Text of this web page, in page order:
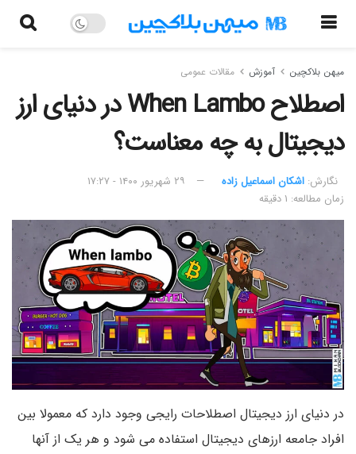
میهن بلاکچین آموزش مقالات عمومی
اصطلاح When Lambo در دنیای ارز
دیجیتال به چه معناست؟
نگارش:‌ اشکان اسماعیل زاده
۲۹ شهریور ۱۴۰۰ - ۱۷:۲۷
زمان مطالعه: ۱ دقیقه
در دنیای ارز دیجیتال اصطلاحات رایجی وجود دارد که معمولا بین
افراد جامعه ارزهای دیجیتال استفاده می شود و هر یک از آنها